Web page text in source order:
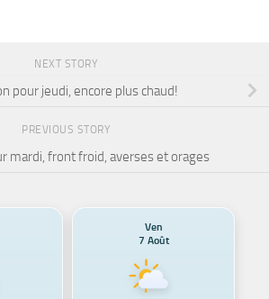
NEXT STORY
pour jeudi, encore plus chaud!
PREVIOUS STORY
mardi, front froid, averses et orages
Ven
7 Août